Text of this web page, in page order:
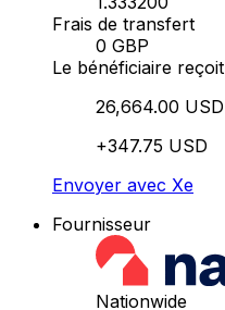
Frais de transfert
0 GBP
Le bénéficiaire reçoit
26,664.00 USD
+347.75 USD
Envoyer avec Xe
Fournisseur
Nationwide